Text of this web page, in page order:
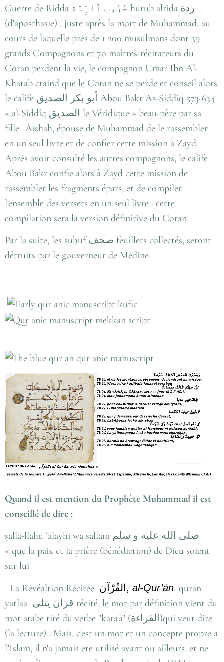
Guerre de Ridda حُرُوب ٱلرِّدَّة‎ hurub alrida ردة
(d'aposthasie) , juste après la mort de Muhammad, au
cours de laquelle près de 1 200 musulmans dont 39
grands Compagnons et 70 maîtres-récitateurs du
Coran perdent la vie, le compagnon Umar Ibn Al-
Khatab craind que le Coran ne se perde et conseil alors
le calife أبو بكر الصديق Abou Bakr As-Siddiq 573-634
« al-Siddîq الصديق le Véridique » beau-père par sa
fille 'Âïshah, épouse de Muhammad de le rassembler
en un seul livre et de confier cette mission à Zayd.
Après avoir consulté les autres compagnons, le calife
Abou Bakr confie alors à Zayd cette mission de
rassembler les fragments épars, et de compiler
l'ensemble des versets en un seul livre : cette
compilation sera la version définitive du Coran.
Par la suite, les ṣuḥuf صحف feuillets collectés, seront
détruits par le gouverneur de Médine
Quand il est mention du Prophète Muhammad il est
conseillé de dire :
ṣallā-llāhu ʿalayhi wa sallam صلى الله عليه و سلم
« que la paix et la prière (bénédiction) de Dieu soient
sur lui
La Révéaltion Récitée القُرْآن, al-Qur’ān quran
yatlaa قران يتلى récité, le mot par définition vient du
mot arabe tiré du verbe "kara'a" (القراءة)qui veut dire
(la lecture).. Mais, c'est un mot et un concepte propre a
l’Islam, il n'a jamais ete utilisé avant ou ailleurs, et ne